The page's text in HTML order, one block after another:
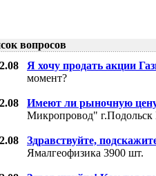
вопросов
Я хочу продать акции
момент?
Имеют ли рыночную
Микропровод"
Здравствуйте,
Ямалгеофизика 3900 шт.